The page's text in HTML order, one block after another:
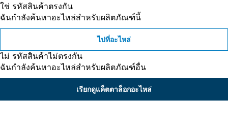
ใช่ รหัสสินค้าตรงกัน
ฉันกำลังค้นหาอะไหล่สำหรับผลิตภัณฑ์นี้
ไปที่อะไหล่
ไม่ รหัสสินค้าไม่ตรงกัน
ฉันกำลังค้นหาอะไหล่สำหรับผลิตภัณฑ์อื่น
เรียกดูแค็ตตาล็อกอะไหล่